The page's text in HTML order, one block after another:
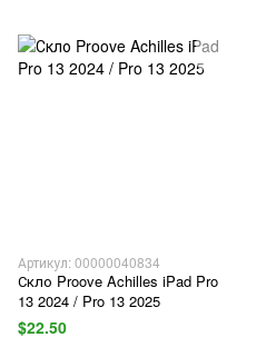
Артикул: 00000040834
Скло Proove Achilles iPad Pro
13 2024 / Pro 13 2025
$22.50